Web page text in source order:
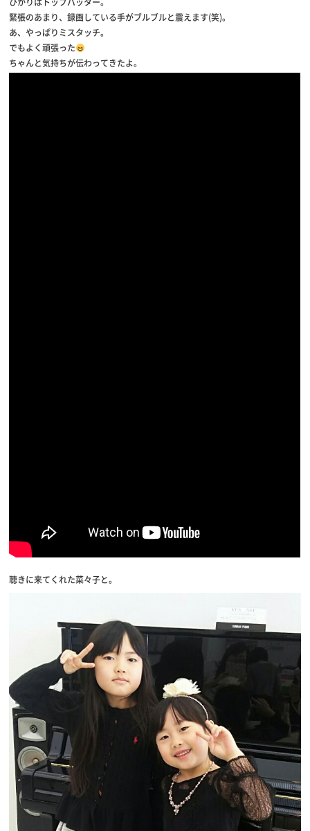
緊張のあまり、録画している手がブルブルと震えます(笑)。
あ、やっぱりミスタッチ。
でもよく頑張った
ちゃんと気持ちが伝わってきたよ。
聴きに来てくれた菜々子と。